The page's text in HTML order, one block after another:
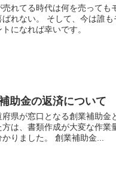
売れてる時代は何を売っても
ばれない。 そして、今は誰
になれば幸いです。
助金の返済について
府県が窓口となる創業補助金
方は、書類作成が大変な作
かりました。 創業補助金...